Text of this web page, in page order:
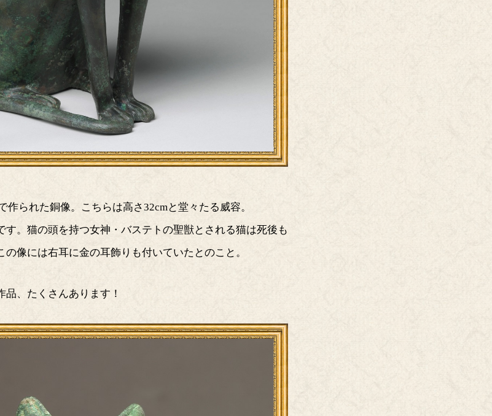
作られた銅像。こちらは高さ32cmと堂々たる威容。
す。猫の頭を持つ女神・バステトの聖獣とされる猫は死後も
像には右耳に金の耳飾りも付いていたとのこと。
、たくさんあります！